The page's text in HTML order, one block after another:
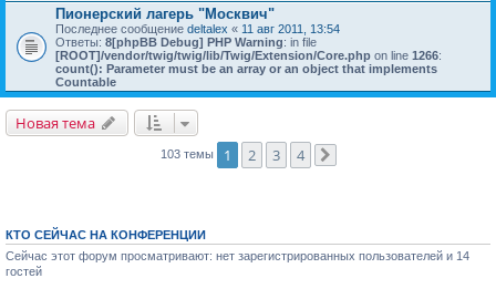
Пионерский лагерь "Москвич"
Последнее сообщение deltalex « 11 авг 2011, 13:54
Ответы: 8[phpBB Debug] PHP Warning: in file
[ROOT]/vendor/twig/twig/lib/Twig/Extension/Core.php on line 1266:
count(): Parameter must be an array or an object that implements
Countable
Новая тема
103 темы 1 2 3 4
КТО СЕЙЧАС НА КОНФЕРЕНЦИИ
Сейчас этот форум просматривают: нет зарегистрированных пользователей и 14
гостей